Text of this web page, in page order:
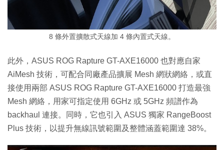
8 條外置擴散式天線加 4 條內置式天線。
此外，ASUS ROG Rapture GT-AXE16000 也對應自家
AiMesh 技術，可配合同廠產品擴展 Mesh 網狀網絡，或直
接使用兩部 ASUS ROG Rapture GT-AXE16000 打造最強
Mesh 網絡，用家可指定使用 6GHz 或 5GHz 頻譜作為
backhaul 連接。同時，它也引入 ASUS 獨家 RangeBoost
Plus 技術，以提升無線訊號範圍及整體涵蓋範圍達 38%。